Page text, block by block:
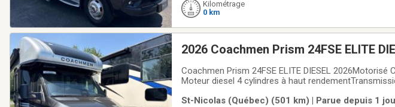
Kilométrage
0 km
2026 Coachmen Prism 24FSE ELITE
Coachmen Prism 24FSE ELITE DIESEL 2026Motorisé
Moteur diesel 4 cylindres à haut
topper)Génératrice Onan propane 3,6 kWAttelage de 5
St-Nicolas (Québec) (501 km) | Parue depuis 1